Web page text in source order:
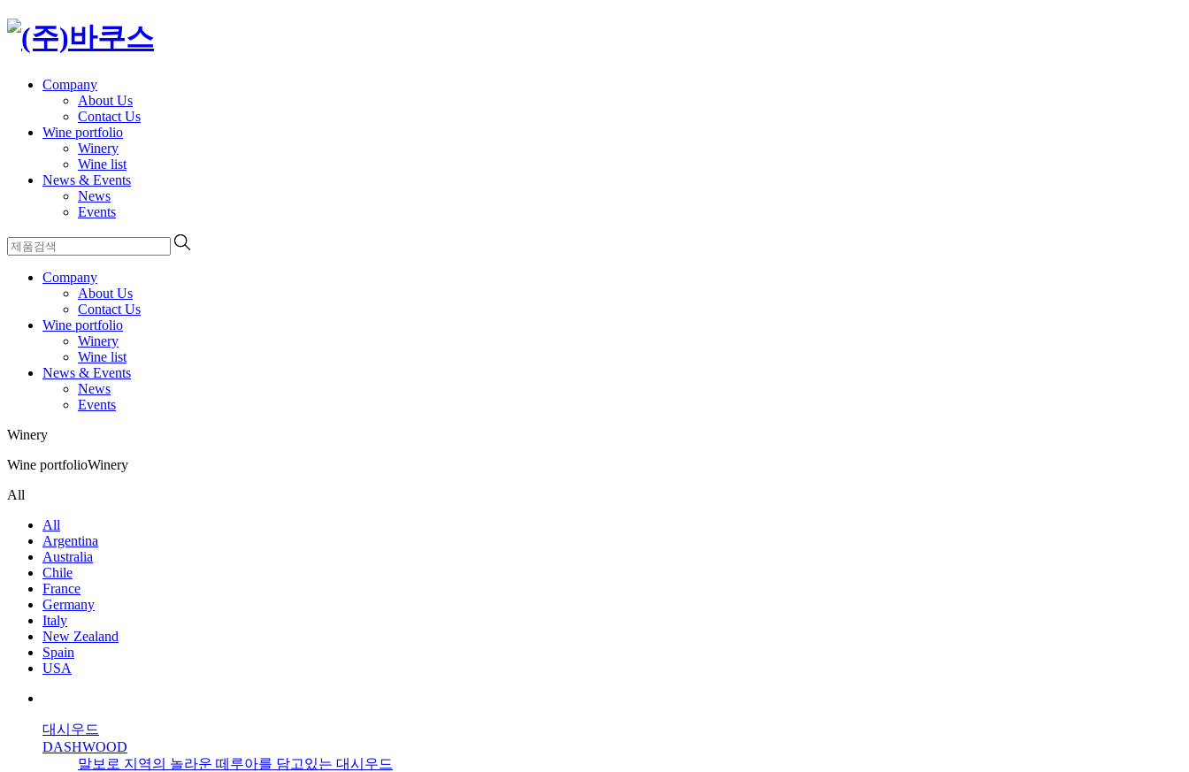
Company
About Us
Contact Us
Wine portfolio
Winery
Wine list
News & Events
News
Events
Company
About Us
Contact Us
Wine portfolio
Winery
Wine list
News & Events
News
Events
Winery
Wine portfolioWinery
All
All
Argentina
Australia
Chile
France
Germany
Italy
New Zealand
Spain
USA
대시우드
DASHWOOD
말보로 지역의 놀라운 떼루아를 담고있는 대시우드